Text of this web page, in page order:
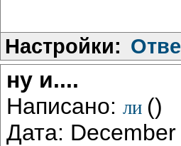
Настройки:
ну и....
Написано: ли ()
Дата: